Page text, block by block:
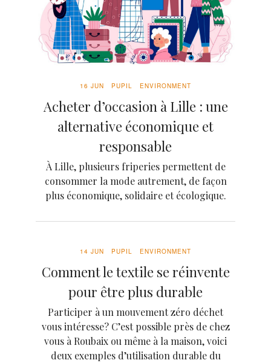
16 JUN PUPIL ENVIRONMENT
Acheter d’occasion à Lille : une
alternative économique et
responsable
À Lille, plusieurs friperies permettent de
consommer la mode autrement, de façon
plus économique, solidaire et écologique.
14 JUN PUPIL ENVIRONMENT
Comment le textile se réinvente
pour être plus durable
Participer à un mouvement zéro déchet
vous intéresse? C’est possible près de chez
vous à Roubaix ou même à la maison, voici
deux exemples d’utilisation durable du